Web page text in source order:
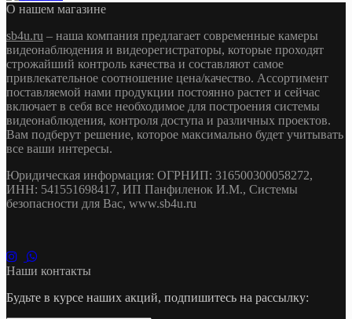
О нашем магазине
sb4u.ru – наша компания предлагает современные камеры
видеонаблюдения и видеорегистраторы, которые проходят
строжайший контроль качества и составляют самое
привлекательное соотношение цена/качество. Ассортимент
поставляемой нами продукции постоянно растет и сейчас
включает в себя все необходимое для построения системы
видеонаблюдения, контроля доступа и различных проектов.
Вам подберут решение, которое максимально будет учитывать
все ваши интересы.
Юридическая информация: ОГРНИП: 316500300058272,
ИНН: 541551698417, ИП Панфиленок И.М., Системы
безопасности для Вас, www.sb4u.ru
Наши контакты
Будьте в курсе наших акций, подпишитесь на рассылку: